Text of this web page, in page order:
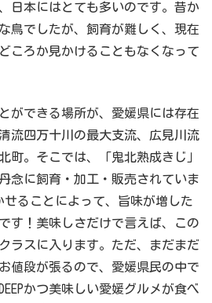
日本にはとても多いのです。昔か
鳥でしたが、飼育が難しく、現在
ころか見かけることもなくなって
ができる場所が、愛媛県には存在
流四万十川の最大支流、広見川流
町。そこでは、「鬼北熟成きじ」
念に飼育・加工・販売されていま
ることによって、旨味が増した
す！美味しさだけで言えば、この
ラスに入ります。ただ、まだまだ
値段が張るので、愛媛県民の中で
かつ美味しい愛媛グルメが食べ